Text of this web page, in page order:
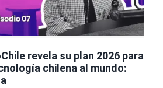
revela su plan 2026 para
chilena al mundo: